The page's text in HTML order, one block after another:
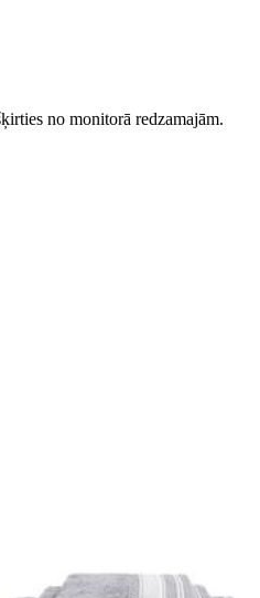
no monitorā redzamajām.